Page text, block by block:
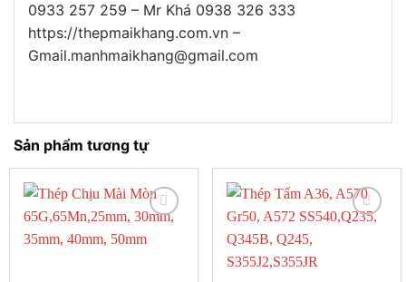
0933 257 259 – Mr Khá 0938 326 333
https://thepmaikhang.com.vn –
Gmail.manhmaikhang@gmail.com
Sản phẩm tương tự